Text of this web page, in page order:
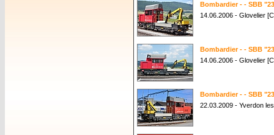
Bombardier - - SBB
14.06.2006 - Glovelier
Bombardier - - SBB
14.06.2006 - Glovelier
Bombardier - - SBB
22.03.2009 - Yverdon